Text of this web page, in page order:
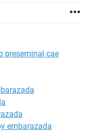
preseminal cae
embarazada